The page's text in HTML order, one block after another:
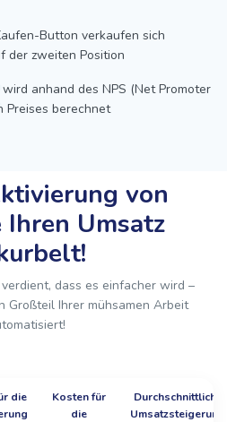
Button verkaufen sich
der zweiten Position
anhand des NPS (Net Promoter
Preises berechnet
von
Umsatz
dass es einfacher wird –
Großteil Ihrer mühsamen Arbeit
die
Kosten für
die
Durchschnittliche
Umsatzsteigerung